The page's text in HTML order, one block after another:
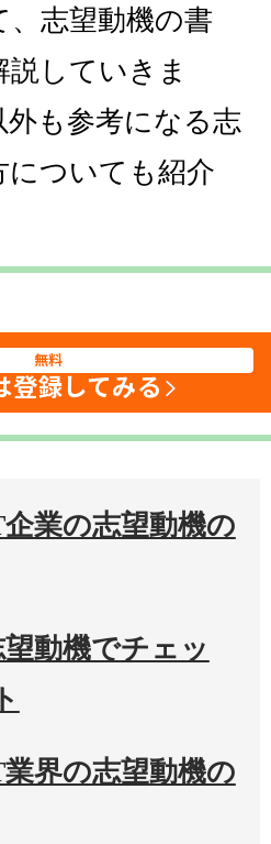
、志望動機の書
説していきま
も参考になる志
についても紹介
無料
登録してみる
業の志望動機の
動機でチェッ
界の志望動機の